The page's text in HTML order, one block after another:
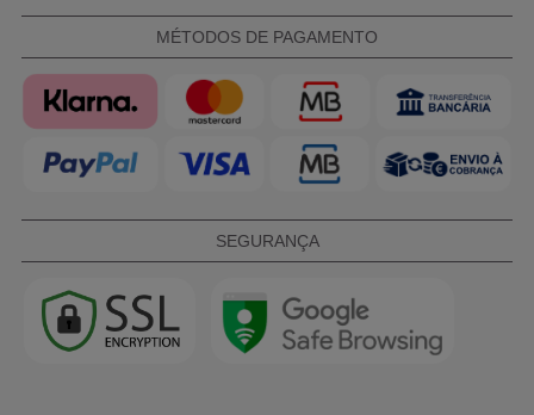
MÉTODOS DE PAGAMENTO
SEGURANÇA